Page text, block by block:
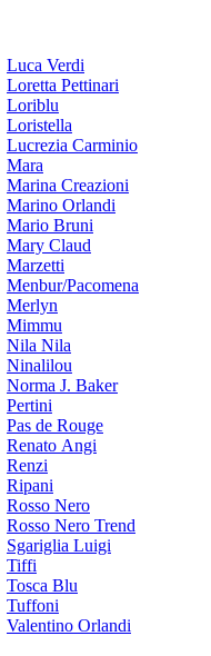
Luca Verdi
Loretta Pettinari
Loriblu
Loristella
Lucrezia Carminio
Mara
Marina Creazioni
Marino Orlandi
Mario Bruni
Mary Claud
Marzetti
Menbur/Pacomena
Merlyn
Mimmu
Nila Nila
Ninalilou
Norma J. Baker
Pertini
Pas de Rouge
Renato Angi
Renzi
Ripani
Rosso Nero
Rosso Nero Trend
Sgariglia Luigi
Tiffi
Tosca Blu
Tuffoni
Valentino Orlandi